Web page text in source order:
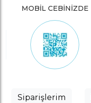
MOBİL CEBİNİZDE
Siparişlerim